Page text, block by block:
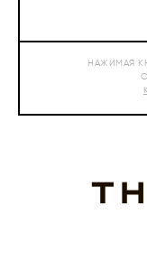
НАЖИМАЯ